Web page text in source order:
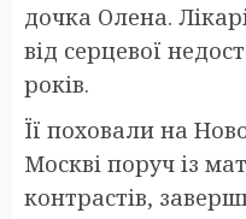
дочка Олена.
від серцевої
років.
Її поховали на
Москві поруч із
контрастів,